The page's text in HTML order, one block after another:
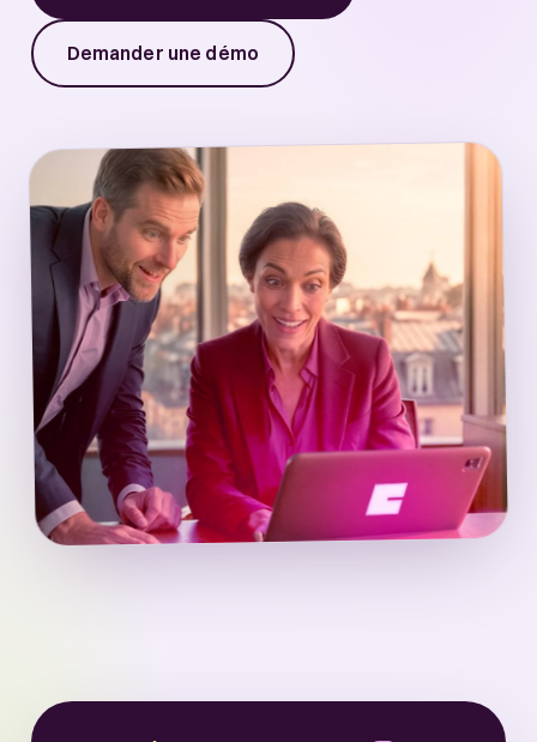
Demander une démo